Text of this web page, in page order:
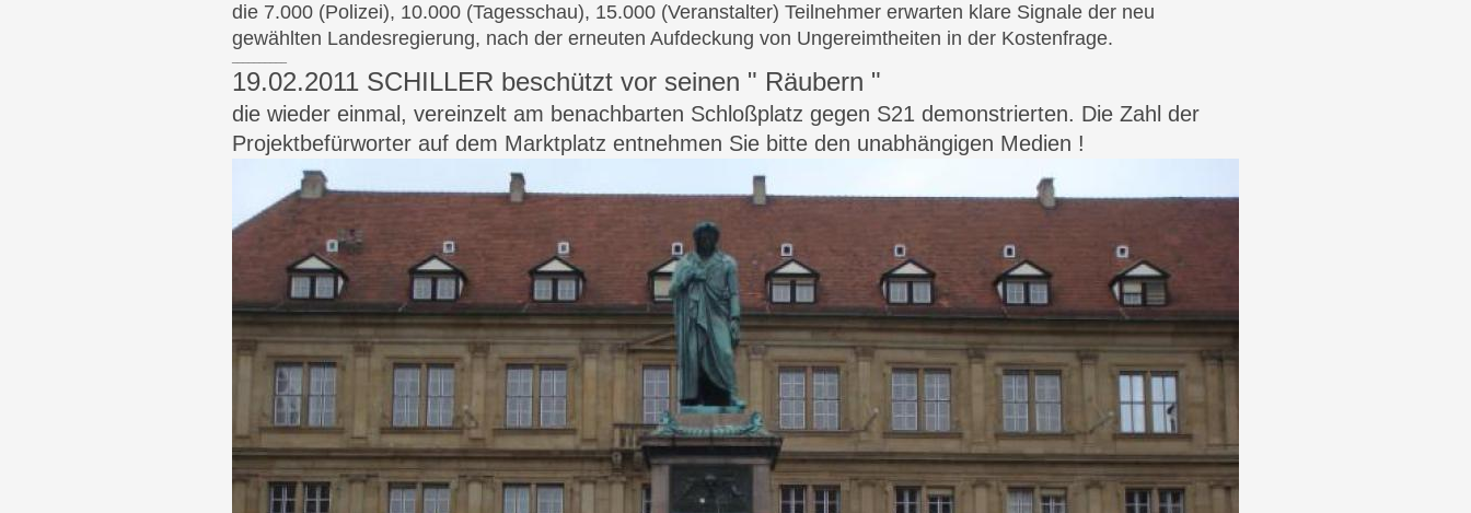
die 7.000 (Polizei), 10.000 (Tagesschau), 15.000 (Veranstalter) Teilnehmer erwarten klare Signale der neu
gewählten Landesregierung, nach der erneuten Aufdeckung von Ungereimtheiten in der Kostenfrage.
19.02.2011 SCHILLER beschützt vor seinen " Räubern "
die wieder einmal, vereinzelt am benachbarten Schloßplatz gegen S21 demonstrierten. Die Zahl der
Projektbefürworter auf dem Marktplatz entnehmen Sie bitte den unabhängigen Medien !